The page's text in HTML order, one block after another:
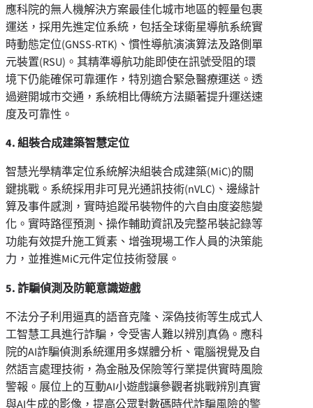
應科院的無人機解決方案最佳化城市地區的輕量包裹
運送，採用先進定位系統，包括全球衛星導航系統實
時動態定位(GNSS-RTK)、慣性導航演演算法及路側單
元裝置(RSU)。其精準導航功能即使在訊號受阻的環
境下仍能確保可靠運作，特別適合緊急醫療運送。透
過避開城市交通，系統相比傳統方法顯著提升運送速
度及可靠性。
4. 組裝合成建築智慧定位
智慧光學精準定位系統解決組裝合成建築(MiC)的關
鍵挑戰。系統採用非可見光通訊技術(nVLC)、邊緣計
算及事件感測，實時追蹤吊裝物件的六自由度姿態變
化。實時路徑預測、操作輔助資訊及完整吊裝記錄等
功能有效提升施工質素、增強現場工作人員的決策能
力，並推進MiC元件定位技術發展。
5. 詐騙偵測及防範意識遊戲
不法分子利用逼真的語音克隆、深偽技術等生成式人
工智慧工具進行詐騙，令受害人難以辨別真偽。應科
院的AI詐騙偵測系統運用多媒體分析、電腦視覺及自
然語言處理技術，為金融及保險等行業提供實時風險
警報。展位上的互動AI小遊戲讓參觀者挑戰辨別真實
與AI生成的影像，提高公眾對數碼時代詐騙風險的警